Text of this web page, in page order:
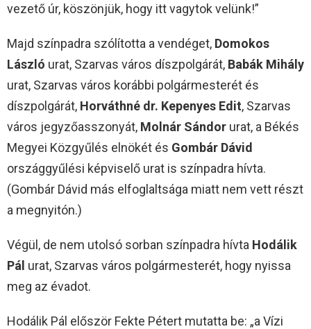
vezető úr, köszönjük, hogy itt vagytok velünk!”
Majd színpadra szólította a vendéget, Domokos
László urat, Szarvas város díszpolgárát, Babák Mihály
urat, Szarvas város korábbi polgármesterét és
díszpolgárát, Horváthné dr. Kepenyes Edit, Szarvas
város jegyzőasszonyát, Molnár Sándor urat, a Békés
Megyei Közgyűlés elnökét és Gombár Dávid
országgyűlési képviselő urat is színpadra hívta.
(Gombár Dávid más elfoglaltsága miatt nem vett részt
a megnyitón.)
Végül, de nem utolsó sorban színpadra hívta Hodálik
Pál urat, Szarvas város polgármesterét, hogy nyissa
meg az évadot.
Hodálik Pál először Fekte Pétert mutatta be: „a Vízi